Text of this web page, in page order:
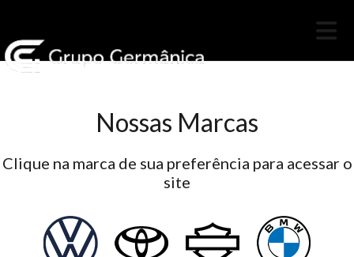
Nossas Marcas
Clique na marca de sua preferência para acessar o
site